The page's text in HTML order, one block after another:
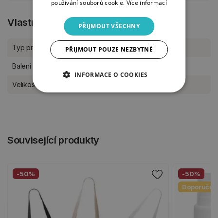
Vlastnosti produktu
Typ produktu Textilní tvoření
Balení
Velikost archu
Související produkty
-50%
-50%
používání souborů cookie. Více informací
PŘIJMOUT VŠECHNY
PŘIJMOUT POUZE NEZBYTNÉ
INFORMACE O COOKIES